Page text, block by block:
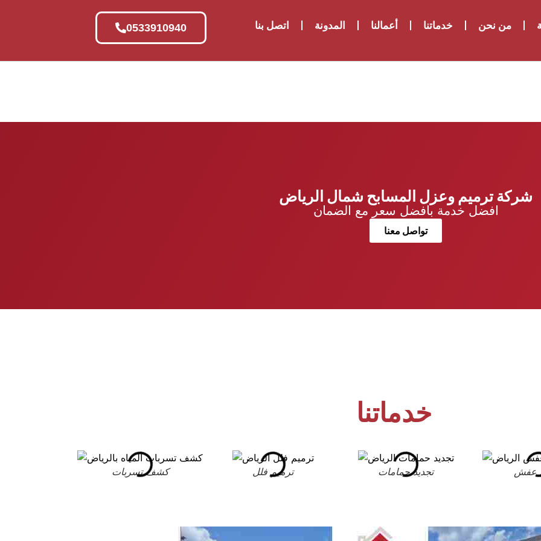
من نحن خدماتنا أعمالنا المدونة اتصل بنا 0533910940
شركة ترميم وعزل المسابح شمال الرياض
افضل خدمة بافضل سعر مع الضمان
تواصل معنا
خدماتنا
كشف تسربات ترميم فلل تجديد حمامات عفش